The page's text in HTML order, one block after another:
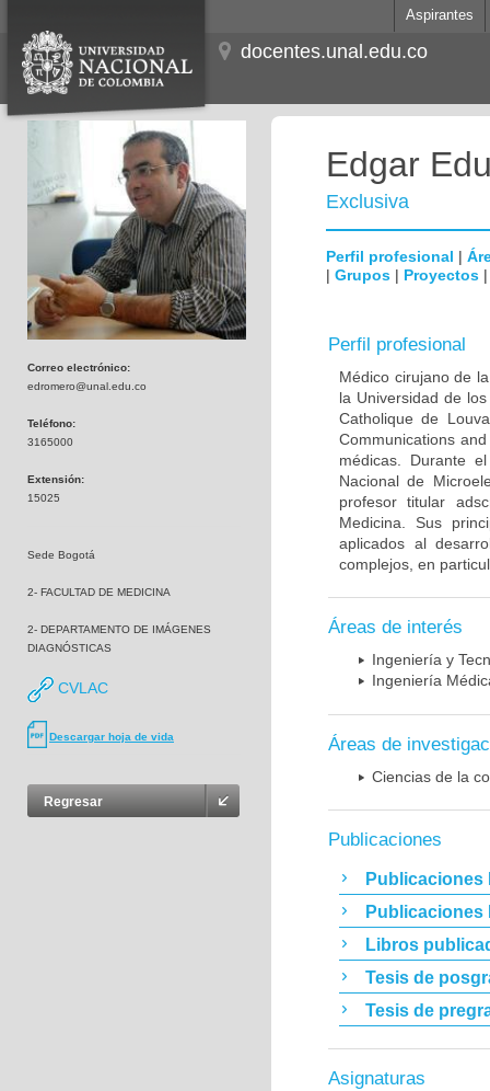
Aspirantes
docentes.unal.edu.co
Correo electrónico:
edromero@unal.edu.co
Teléfono:
3165000
Extensión:
15025
Sede Bogotá
2- FACULTAD DE MEDICINA
2- DEPARTAMENTO DE IMÁGENES
DIAGNÓSTICAS
CVLAC
Descargar hoja de vida
Regresar
Edgar
Exclusiva
Perfil profesional |
| Grupos | Proyectos
Perfil profesional
Médico cirujano de
la Universidad de
Catholique de
Communications
médicas. Durante
Nacional de
profesor titular
Medicina. Sus
aplicados al
complejos, en
Áreas de interés
Ingeniería y
Ingeniería
Áreas de
Ciencias de la
Publicaciones
Publicaciones
Publicaciones
Libros
Tesis de
Tesis de
Asignaturas